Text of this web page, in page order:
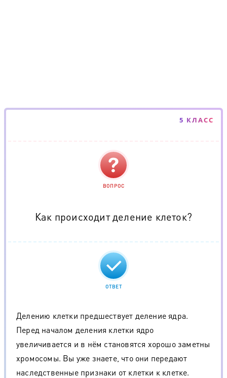
5 КЛАСС
ВОПРОС
Как происходит деление клеток?
ОТВЕТ
Делению клетки предшествует деление ядра.
Перед началом деления клетки ядро
увеличивается и в нём становятся хорошо заметны
хромосомы. Вы уже знаете, что они передают
наследственные признаки от клетки к клетке.